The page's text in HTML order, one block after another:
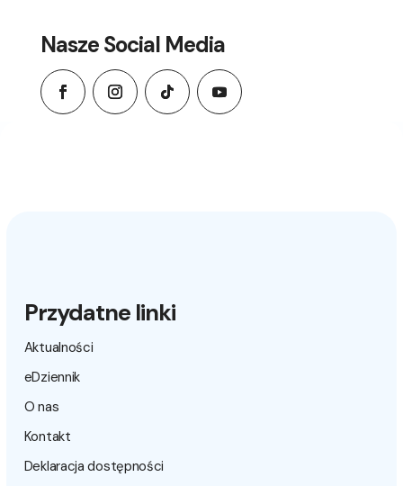
Nasze Social Media
Przydatne linki
Aktualności
eDziennik
O nas
Kontakt
Deklaracja dostępności